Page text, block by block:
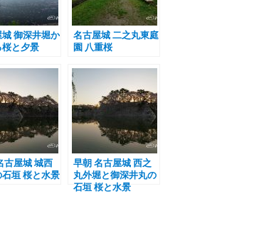
御深井堀か
桜と夕景
名古屋城 二之丸東庭
園 八重桜
古屋城 城西
垣 桜と水景
早朝 名古屋城 西之
丸外堀と御深井丸の
石垣 桜と水景